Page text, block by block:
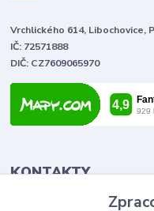
Vrchlického 614, Libochovice,
IČ: 72571888
DIČ: CZ7609065970
KONTAKTY